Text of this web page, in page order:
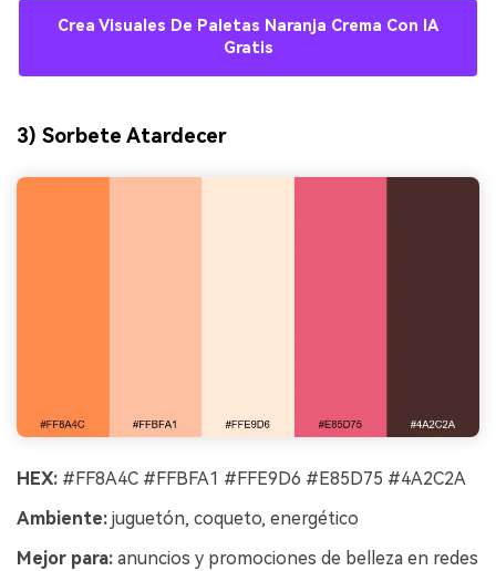
Crea Visuales De Paletas Naranja Crema Con IA
Gratis
3) Sorbete Atardecer
HEX: #FF8A4C #FFBFA1 #FFE9D6 #E85D75 #4A2C2A
Ambiente: juguetón, coqueto, energético
Mejor para: anuncios y promociones de belleza en redes